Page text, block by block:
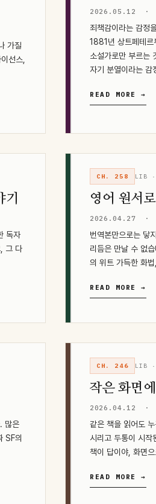
가질
선스,
2026.05.12 ·
죄책감이라는 감정
1881년 상트페테르
소설가로만 부르는
자기 분열이라는 감
READ MORE →
기
독자
그 다
CH. 258 LIB ·
영어 원서
2026.04.27 ·
번역본만으로는 닿
리듬은 만날 수 없
의 위트 가득한 화
READ MORE →
많은
SF의
CH. 246 LIB ·
작은 화면
2026.04.12 ·
같은 책을 읽어도
시리고 두통이 시작
책이 답이야, 화면
READ MORE →